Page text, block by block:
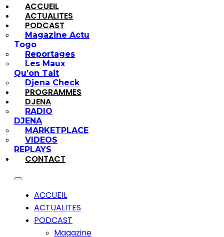
ACCUEIL
ACTUALITES
PODCAST
Magazine Actu
Togo
Reportages
Les Maux
Qu’on Tait
Djena Check
PROGRAMMES
DJENA
RADIO
DJENA
MARKETPLACE
VIDEOS
REPLAYS
CONTACT
ACCUEIL
ACTUALITES
PODCAST
Magazine